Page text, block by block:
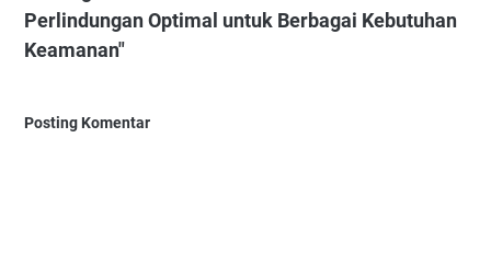
Perlindungan Optimal untuk Berbagai Kebutuhan
Keamanan"
Posting Komentar